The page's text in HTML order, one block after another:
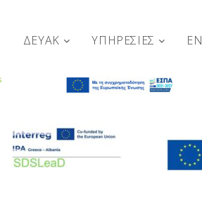
ΔΕΥΑΚ ΥΠΗΡΕΣΙΕΣ